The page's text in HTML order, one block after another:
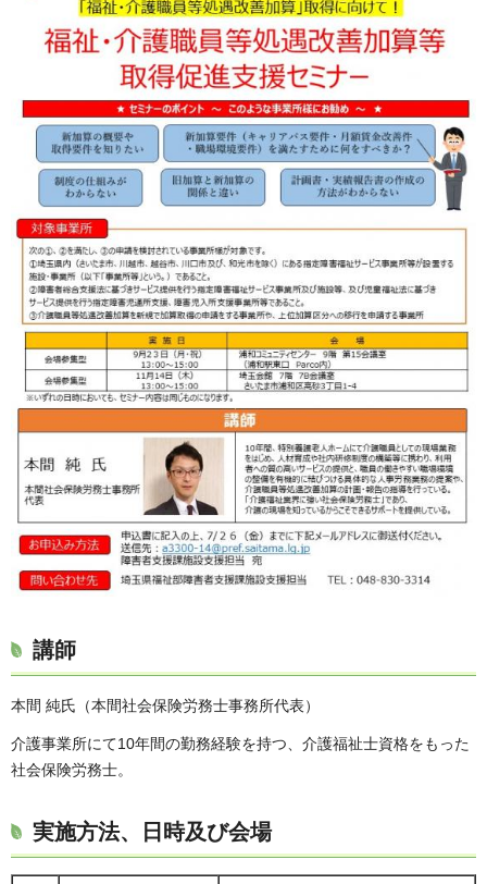
講師
本間 純氏（本間社会保険労務士事務所代表）
介護事業所にて10年間の勤務経験を持つ、介護福祉士資格をもった
社会保険労務士。
実施方法、日時及び会場